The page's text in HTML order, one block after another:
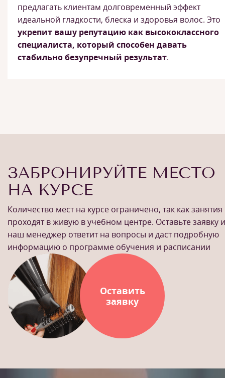
предлагать клиентам долговременный эффект
идеальной гладкости, блеска и здоровья волос. Это
укрепит вашу репутацию как высококлассного
специалиста, который способен давать
стабильно безупречный результат.
ЗАБРОНИРУЙТЕ МЕСТО
НА КУРСЕ
Количество мест на курсе ограничено, так как занятия
проходят в живую в учебном центре. Оставьте заявку и
наш менеджер ответит на вопросы и даст подробную
информацию о программе обучения и расписании
Оставить
заявку